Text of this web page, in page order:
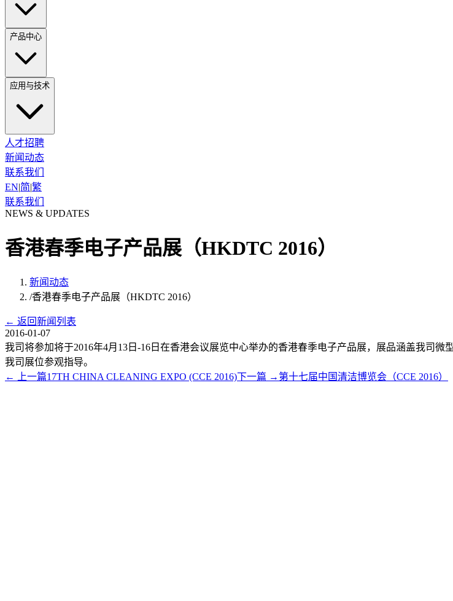
产品中心
应用与技术
人才招聘
新闻动态
联系我们
EN|简|繁
联系我们
NEWS & UPDATES
香港春季电子产品展（HKDTC 2016）
新闻动态
/香港春季电子产品展（HKDTC 2016）
← 返回新闻列表
2016-01-07
我司将参加将于2016年4月13日-16日在香港会议展览中心举办的香港春季电子产品展，展品涵盖我司
我司展位参观指导。
←
上一篇17TH CHINA CLEANING EXPO (CCE 2016)下一篇 → 第十七届中国清洁博览会（CCE 2016）